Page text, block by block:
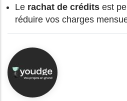
Le rachat de crédits est
réduire vos charges